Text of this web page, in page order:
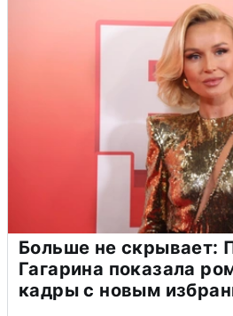
Больше не скрывает:
Гагарина показала
кадры с новым